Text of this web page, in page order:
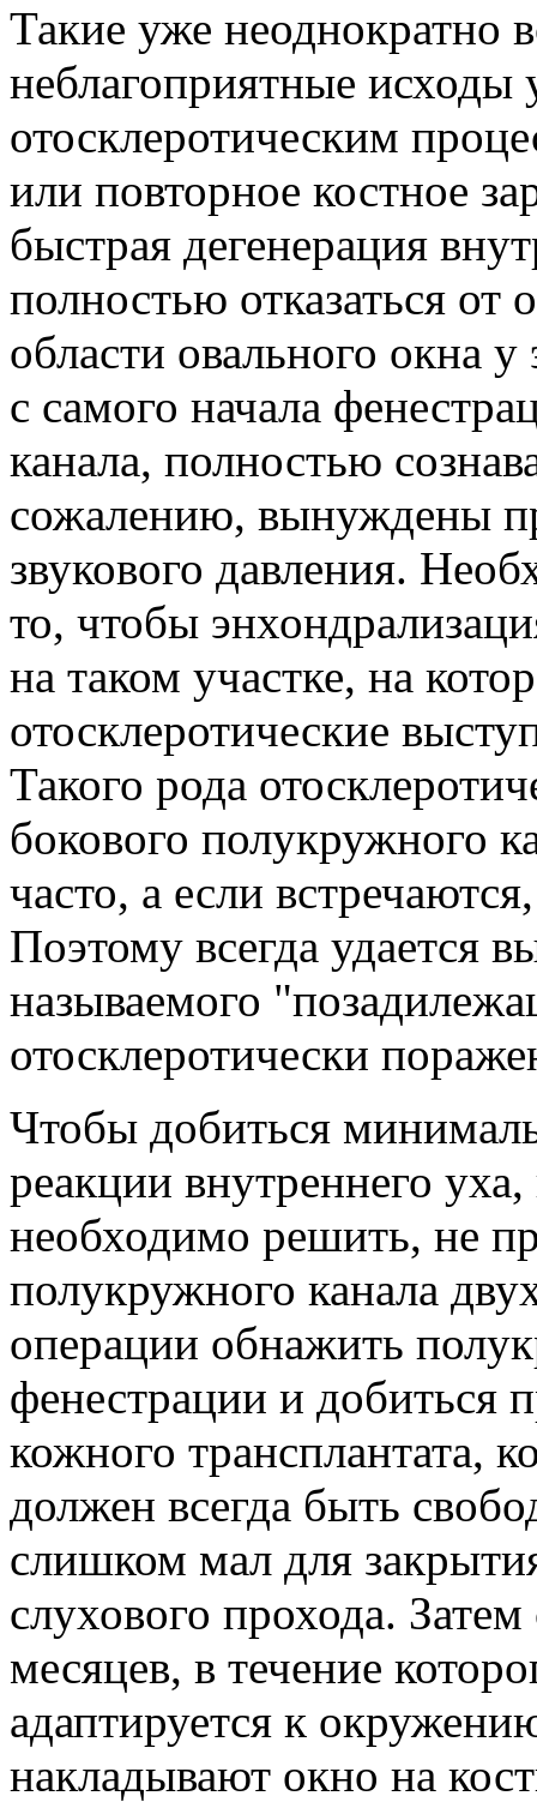
Такие уже неоднократно
неблагоприятные исходы
отосклеротическим
или повторное костное
быстрая дегенерация
полностью отказаться
области овального окна
с самого начала
канала, полностью
сожалению, вынуждены
звукового давления.
то, чтобы
на таком участке, на
отосклеротические
Такого рода
бокового полукружного
часто, а если
Поэтому всегда удается
называемого
отосклеротически
Чтобы добиться
реакции внутреннего
необходимо решить, не
полукружного канала
операции обнажить
фенестрации и добиться
кожного трансплантата,
должен всегда быть
слишком мал для
слухового прохода.
месяцев, в течение
адаптируется к
накладывают окно на